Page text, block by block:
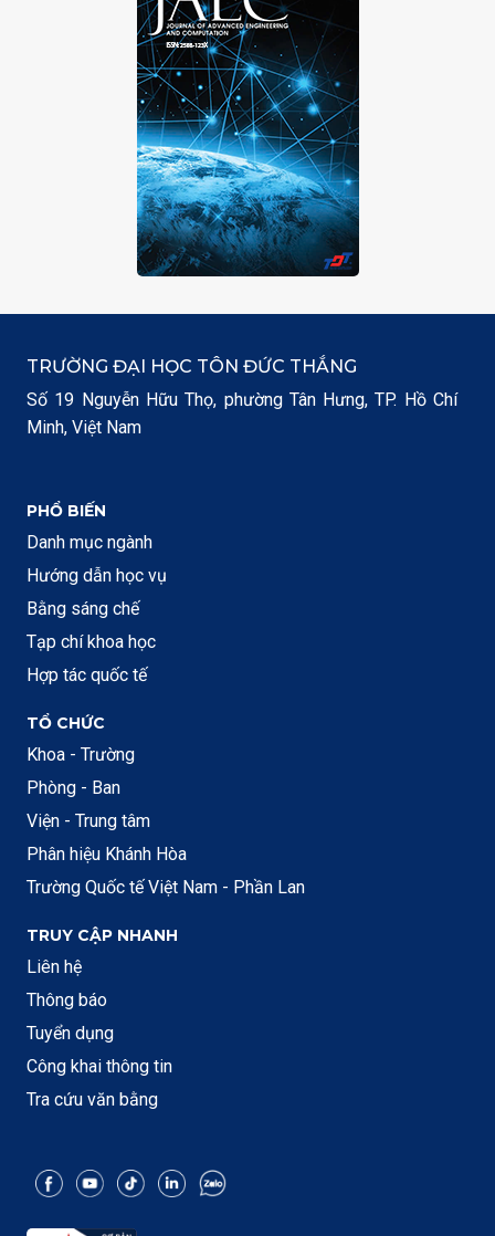
TRƯỜNG ĐẠI HỌC TÔN ĐỨC THẮNG
Số 19 Nguyễn Hữu Thọ, phường Tân Hưng, TP. Hồ Chí
Minh, Việt Nam
PHỔ BIẾN
Danh mục ngành
Hướng dẫn học vụ
Bằng sáng chế
Tạp chí khoa học
Hợp tác quốc tế
TỔ CHỨC
Khoa - Trường
Phòng - Ban
Viện - Trung tâm
Phân hiệu Khánh Hòa
Trường Quốc tế Việt Nam - Phần Lan
TRUY CẬP NHANH
Liên hệ
Thông báo
Tuyển dụng
Công khai thông tin
Tra cứu văn bằng